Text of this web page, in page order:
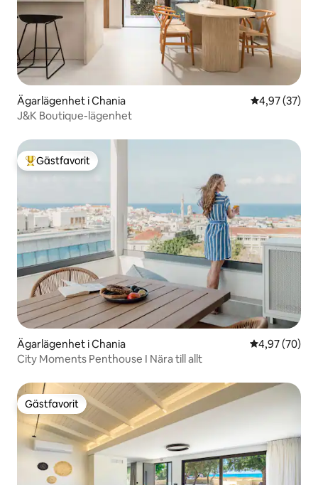
Ägarlägenhet i Chania 4,97 av 5 i
4,97 (37)
J&K Boutique-lägenhet
Populär gästfavorit
Gästfavorit
Ägarlägenhet i Chania 4,97 av 5 i
4,97 (70)
City Moments Penthouse I Nära till allt
Gästfavorit
Gästfavorit